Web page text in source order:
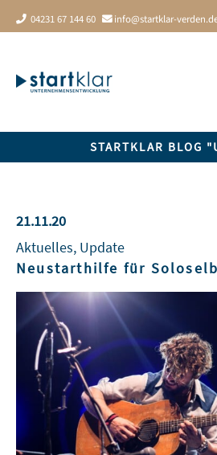
Zum
Inhalt
04231 67 144 60 info@startklar-
STARTKLAR BLOG
21.11.20
Aktuelles, Update
Neustarthilfe für